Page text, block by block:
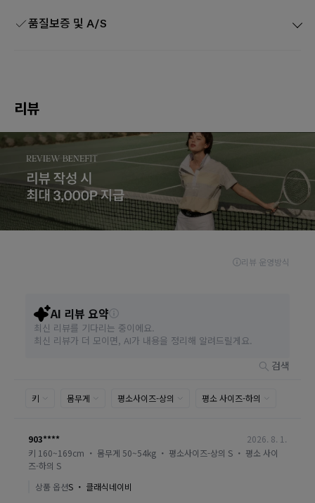
품질보증 및 A/S
리뷰